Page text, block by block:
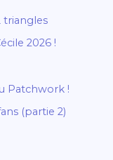
triangles
2026 !
Patchwork !
(partie 2)